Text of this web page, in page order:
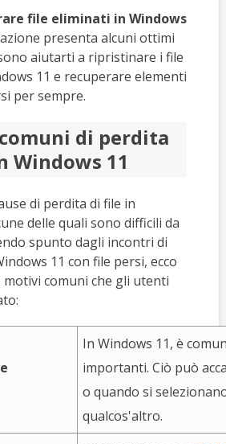
file eliminati in Windows
presenta alcuni ottimi
aiutarti a ripristinare i file
11 e recuperare elementi
per sempre.
di perdita
Windows 11
di perdita di file in
delle quali sono difficili da
spunto dagli incontri di
11 con file persi, ecco
comuni che gli utenti
In Windows 11, è
importanti. Ciò può
o quando si
qualcos'altro.